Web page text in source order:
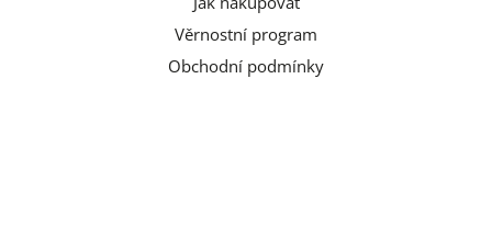
Věrnostní program
Obchodní podmínky